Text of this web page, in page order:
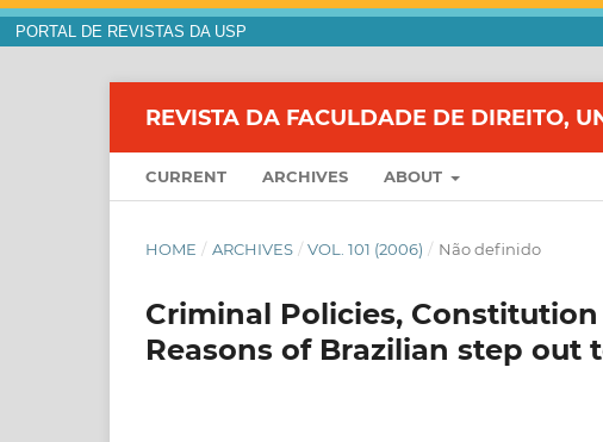
PORTAL DE REVISTAS DA USP
REVISTA DA FACULDADE DE DIREITO,
CURRENT ARCHIVES ABOUT
HOME / ARCHIVES / VOL. 101 (2006) / Não definido
Criminal Policies,
Reasons of Brazilian step